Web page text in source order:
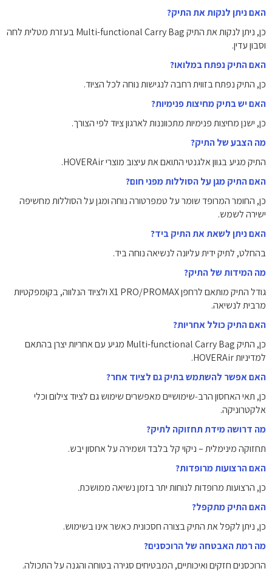
האם ניתן לנקות את התיק?
כן, ניתן לנקות את התיק Multi-functional Carry Bag בעזרת מטלית לחה
וסבון עדין.
האם התיק נפתח במלואו?
כן, התיק נפתח בזווית רחבה לנגישות נוחה לכל הציוד.
האם יש בתיק מחיצות פנימיות?
כן, ישנן מחיצות פנימיות מתכווננות לארגון ציוד לפי הצורך.
מה הצבע של התיק?
התיק מגיע בגוון אלגנטי התואם את עיצוב מוצרי HOVERAir.
האם התיק מגן על הסוללות מפני חום?
כן, החומר המרופד שומר על טמפרטורה נוחה ומגן על הסוללות מחשיפה
ישירה לשמש.
האם ניתן לשאת את התיק ביד?
בהחלט, לתיק ידית עליונה לנשיאה נוחה ביד.
מה המידות של התיק?
גודל התיק מותאם לרחפן X1 PRO/PROMAX ולציוד הנלווה, בקומפקטיות
מרבית לנשיאה.
האם התיק כולל אחריות?
כן, התיק Multi-functional Carry Bag מגיע עם אחריות יצרן בהתאם
למדיניות HOVERAir.
האם אפשר להשתמש בתיק גם לציוד אחר?
כן, תאי האחסון הרב‑שימושיים מאפשרים שימוש גם לציוד צילום וכלי
אלקטרוניקה.
מה דרושה מידת תחזוקה לתיק?
תחזוקה מינימלית – ניקוי קל בלבד ושמירה על אחסון יבש.
האם הרצועות מרופדות?
כן, הרצועות מרופדות לנוחות יתר בזמן נשיאה ממושכת.
האם התיק מתקפל?
כן, ניתן לקפל את התיק בצורה חסכונית כאשר אינו בשימוש.
מה רמת האבטחה של הרוכסנים?
הרוכסנים חזקים ואיכותיים, המבטיחים סגירה בטוחה והגנה על התכולה.